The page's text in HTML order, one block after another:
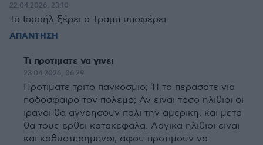
22.04.2026, 23:10
Το Ισραήλ ξέρει ο Τραμπ υποφέρει
ΑΠΑΝΤΗΣΗ
Τι προτιματε να γινει
23.04.2026, 06:29
Προτιματε τριτο παγκοσμιο; Ή το περασατε για
ποδοσφαιρο τον πολεμο; Αν ειναι τοσο ηλιθιοι οι
ιρανοι θα αγνοησουν παλι την αμερικη, και μετα
θα τους ερθει κατακεφαλα. Λογικα ηλιθιοι ειναι
και καθυστερημενοι, αφου προτιμουν να